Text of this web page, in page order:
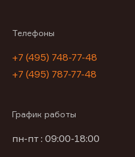
Телефоны
+7 (495) 748-77-48
+7 (495) 787-77-48
График работы
пн-пт : 09:00-18:00